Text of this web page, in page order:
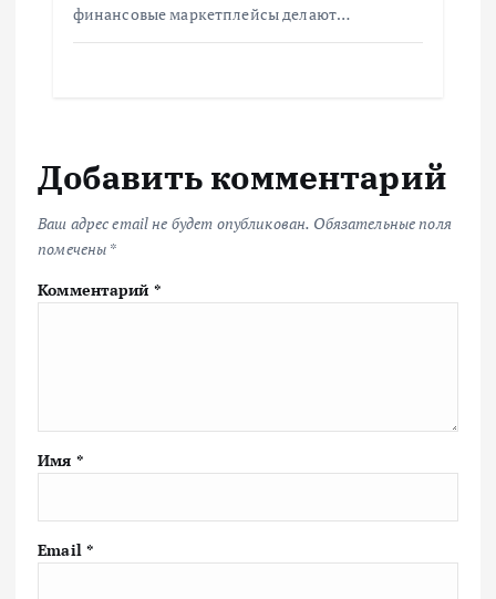
финансовые маркетплейсы делают…
Добавить комментарий
Ваш адрес email не будет опубликован. Обязательные поля
помечены *
Комментарий *
Имя *
Email *